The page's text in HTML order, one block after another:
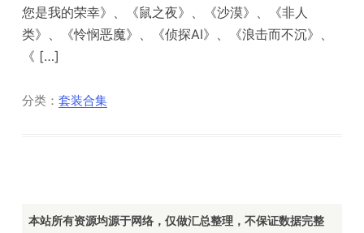
您是我的荣幸》、《鼠之夜》、《沙漠》、《非人
类》、《怜悯恶魔》、《侦探AI》、《浪击而不沉》、
《 […]
分类：套装合集
本站所有资源均源于网络，仅做汇总整理，不保证数据完整